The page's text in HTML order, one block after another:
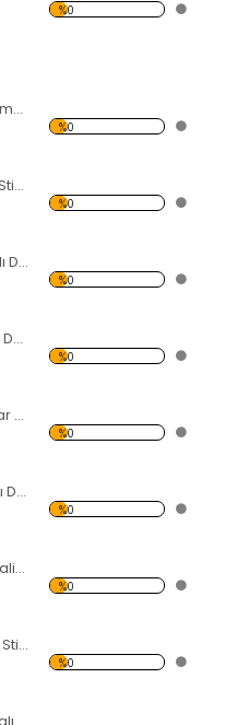
%0
Dallar ve Çiçekler Temalı Duvar Sticker
%0
Sarı At Temalı Duvar Sticker
%0
Renkli BalonlarTemalı Duvar Sticker
%0
Şişko Dinazor Temalı Duvar Sticker
%0
Love Kuş Temalı Duvar Sticker
%0
Çiçekli Bisiklet Temalı Duvar Sticker
%0
Su Püskürten Yavru Balina Temalı Duvar Sticker
%0
Balerin Temalı Duvar Sticker
%0